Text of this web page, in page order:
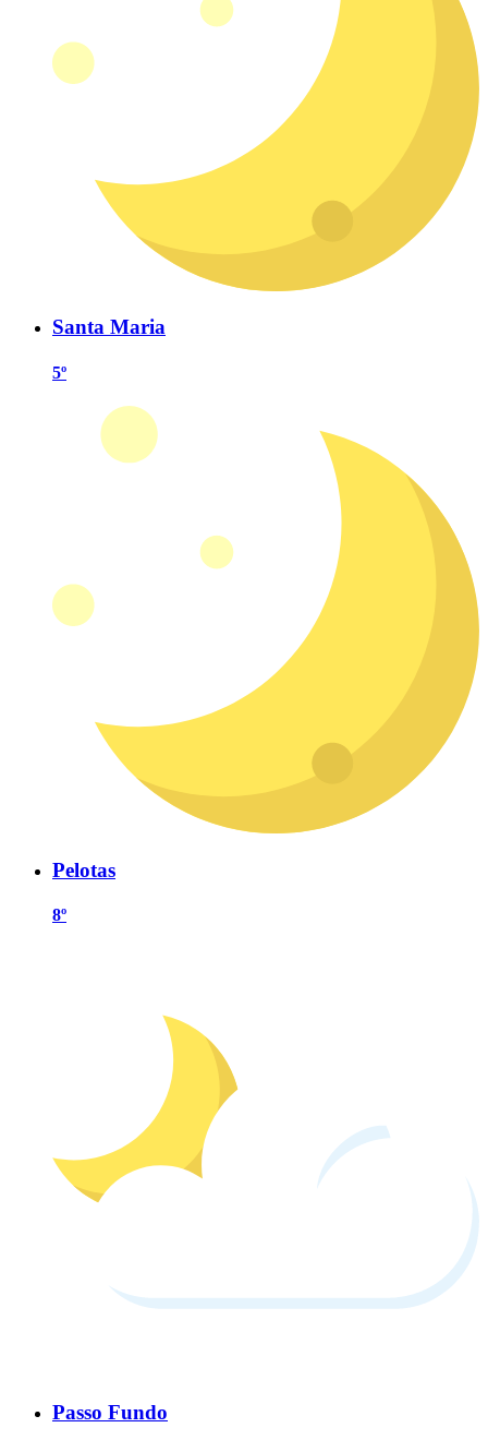
Santa Maria
5º
Pelotas
8º
Passo Fundo